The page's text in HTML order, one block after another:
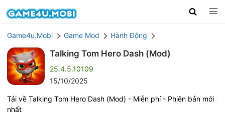
Game4u.Mobi Game Mod Hành Động
Talking Tom Hero Dash (Mod)
25.4.5.10109
15/10/2025
Tải về Talking Tom Hero Dash (Mod) - Miễn phí - Phiên bản mới
nhất